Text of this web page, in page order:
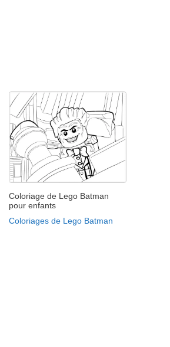
Coloriage de Lego Batman
pour enfants
Coloriages de Lego Batman